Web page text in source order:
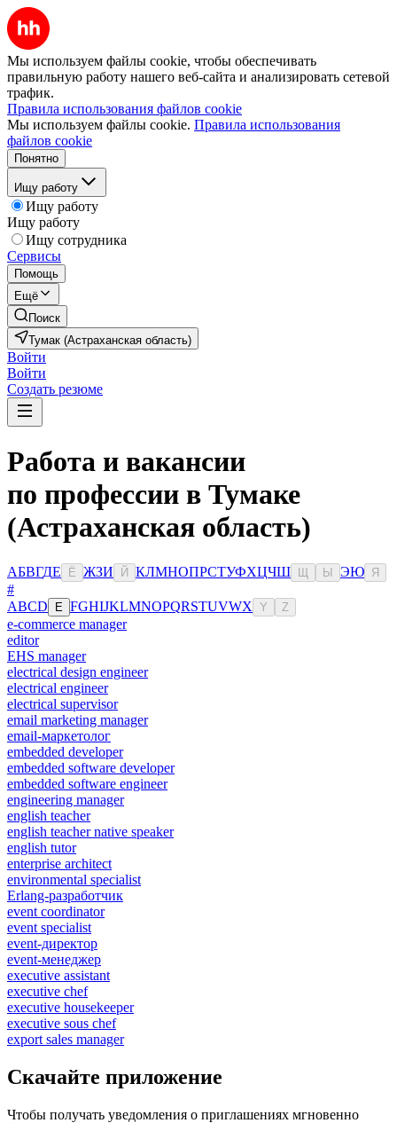
Мы используем файлы cookie, чтобы обеспечивать
правильную работу нашего веб-сайта и анализировать сетевой
трафик.
Правила использования файлов cookie
Мы используем файлы cookie. Правила использования
файлов cookie
Понятно
Ищу работу
Ищу работу
Ищу работу
Ищу сотрудника
Сервисы
Помощь
Ещё
Поиск
Тумак (Астраханская область)
Войти
Войти
Создать резюме
Работа и вакансии
по профессии в Тумаке
(Астраханская область)
АБВГДЕ Ё ЖЗИ Й КЛМНОПРСТУФХЦЧШ Ы ЭЮ Я
#
ABCD E FGHIJKLMNOPQRSTUVWX Y Z
e-commerce manager
editor
EHS manager
electrical design engineer
electrical engineer
electrical supervisor
email marketing manager
email-маркетолог
embedded developer
embedded software developer
embedded software engineer
engineering manager
english teacher
english teacher native speaker
english tutor
enterprise architect
environmental specialist
Erlang-разработчик
event coordinator
event specialist
event-директор
event-менеджер
executive assistant
executive chef
executive housekeeper
executive sous chef
export sales manager
Скачайте приложение
Чтобы получать уведомления о приглашениях мгновенно